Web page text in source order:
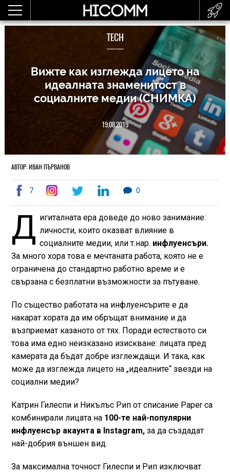
TECH
Вижте как изглежда лицето на
идеалната знаменитост в
социалните медии (СНИМКА)
19.08.2019
АВТОР: ИВАН ПЪРВАНОВ
7 0
Д игиталната ера доведе до ново занимание:
личности, които оказват влияние в
социалните медии, или т.нар. инфлуенсъри.
За много хора това е мечтаната работа, която не е
ограничена до стандартно работно време и е
свързана с безплатни възможности за пътуване.
По същество работата на инфлуенсърите е да
накарат хората да им обръщат внимание и да
възприемат казаното от тях. Поради естеството си
това има едно неизказано изискване: лицата пред
камерата да бъдат добре изглеждащи. И така, как
може да изглежда лицето на „идеалните“ звезди на
социални медии?
Катрин Гилеспи и Никълъс Рип от списание Paper са
комбинирали лицата на 100-те най-популярни
инфлуенсър акаунта в Instagram,за да създадат
най-добрия външен вид.
За максимална точност Гилеспи и Рип изключват